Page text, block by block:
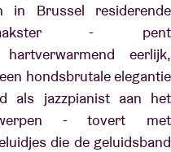
in Brussel residerende
- pent
eerlijk,
hondsbrutale elegantie
als jazzpianist aan het
- tovert met
die de geluidsband